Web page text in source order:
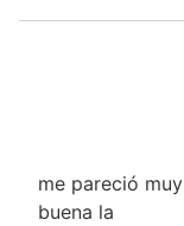
me pareció muy
buena la